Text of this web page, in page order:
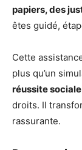
papiers, des
êtes guidé,
Cette
plus qu’un
réussite
droits. Il
rassurante.